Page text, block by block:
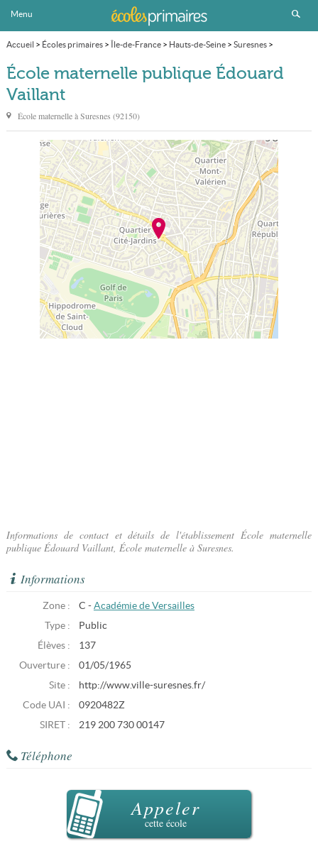
Menu
Accueil > Écoles primaires> Île-de-France> Hauts-de-Seine> Suresnes>
École maternelle publique Édouard Vaillant
École maternelle publique Édouard
Vaillant
École maternelle àSuresnes (92150)
Informations de contact et détails de l'établissement École maternelle
publique Édouard Vaillant, École maternelle à Suresnes.
Informations
Zone : C - Académie de Versailles
Type :
Public
Élèves :
137
Ouverture :
01/05/1965
Site :
http://www.ville-suresnes.fr/
Code UAI :
0920482Z
SIRET :
219 200 730 00147
Téléphone
Appeler
cette école